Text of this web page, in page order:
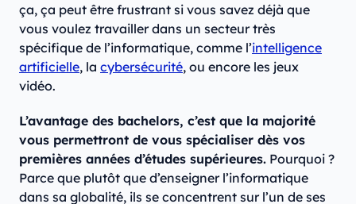
ça, ça peut être frustrant si vous savez déjà que
vous voulez travailler dans un secteur très
spécifique de l’informatique, comme l’intelligence
artificielle, la cybersécurité, ou encore les jeux
vidéo.
L’avantage des bachelors, c’est que la majorité
vous permettront de vous spécialiser dès vos
premières années d’études supérieures. Pourquoi ?
Parce que plutôt que d’enseigner l’informatique
dans sa globalité, ils se concentrent sur l’un de ses